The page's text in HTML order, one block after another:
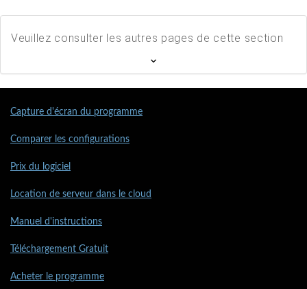
Veuillez consulter les autres pages de cette section
Capture d'écran du programme
Comparer les configurations
Prix du logiciel
Location de serveur dans le cloud
Manuel d'instructions
Téléchargement Gratuit
Acheter le programme